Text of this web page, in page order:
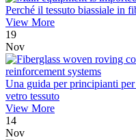
Perché il tessuto biassiale in
View More
19
Nov
Una guida per principianti
vetro tessuto
View More
14
Nov